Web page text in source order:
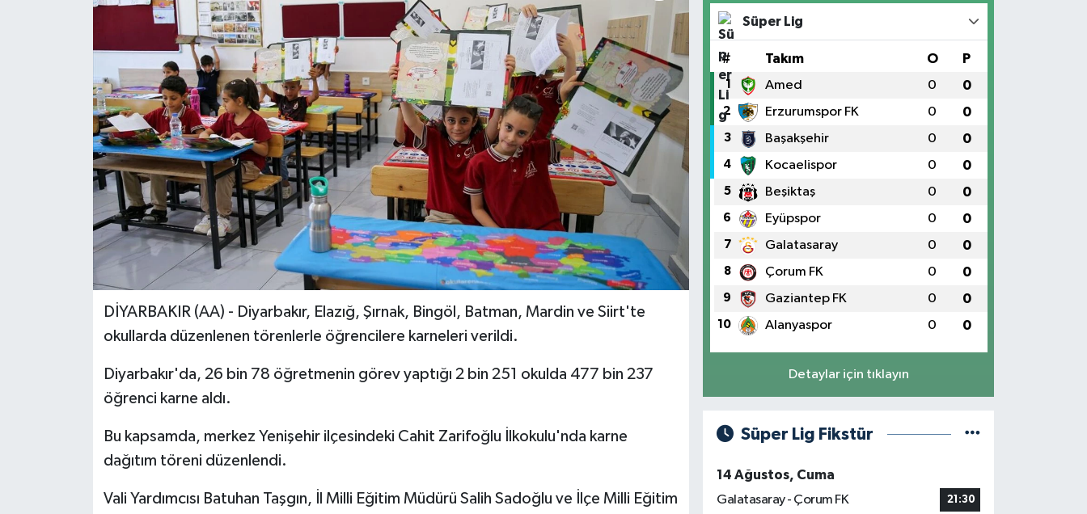
DİYARBAKIR (AA) - Diyarbakır, Elazığ, Şırnak, Bingöl, Batman, Mardin ve Siirt'te
okullarda düzenlenen törenlerle öğrencilere karneleri verildi.
Diyarbakır'da, 26 bin 78 öğretmenin görev yaptığı 2 bin 251 okulda 477 bin 237
öğrenci karne aldı.
Bu kapsamda, merkez Yenişehir ilçesindeki Cahit Zarifoğlu İlkokulu'nda karne
dağıtım töreni düzenlendi.
Vali Yardımcısı Batuhan Taşgın, İl Milli Eğitim Müdürü Salih Sadoğlu ve İlçe Milli Eğitim
Süper Lig
# Takım O P
1 Amed 0 0
2 Erzurumspor FK 0 0
3 Başakşehir 0 0
4 Kocaelispor 0 0
5 Beşiktaş 0 0
6 Eyüpspor 0 0
7 Galatasaray 0 0
8 Çorum FK 0 0
9 Gaziantep FK 0 0
10 Alanyaspor 0 0
Detaylar için tıklayın
Süper Lig Fikstür
14 Ağustos, Cuma
Galatasaray - Çorum FK
21:30
RÖPORTAJLAR
SAĞLIK
SİYASET
GÜNCEL